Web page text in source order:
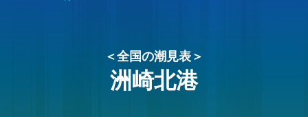
＜全国の潮見表＞
洲崎北港